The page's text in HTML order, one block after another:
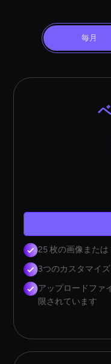
毎月
25 枚の画像または
3つのカスタマイ
アップロードファ
限されています